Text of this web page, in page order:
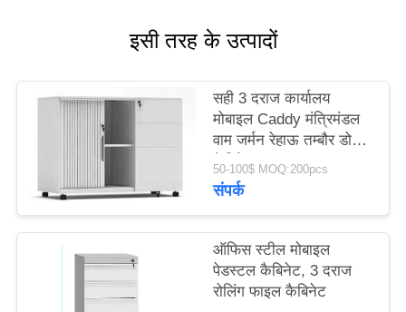
PRIVACY
इसी तरह के उत्पादों
सही 3 दराज कार्यालय
मोबाइल Caddy मंत्रिमंडल
वाम जर्मन रेहाऊ तम्बौर डोर
कैबिनेट
50-100$ MOQ:200pcs
संपर्क
ऑफिस स्टील मोबाइल
पेडस्टल कैबिनेट, 3 दराज
रोलिंग फाइल कैबिनेट